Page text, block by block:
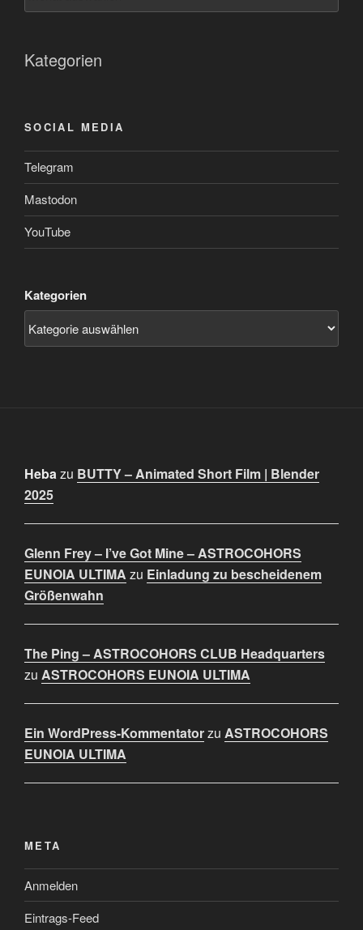
Kategorien
SOCIAL MEDIA
Telegram
Mastodon
YouTube
Kategorien
Hebazu BUTTY – Animated Short Film | Blender
2025
Glenn Frey – I’ve Got Mine – ASTROCOHORS
EUNOIA ULTIMA zu Einladung zu bescheidenem
Größenwahn
The Ping – ASTROCOHORS CLUB Headquarters
zu ASTROCOHORS EUNOIA ULTIMA
Ein WordPress-Kommentatorzu ASTROCOHORS
EUNOIA ULTIMA
META
Anmelden
Eintrags-Feed